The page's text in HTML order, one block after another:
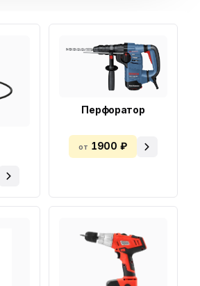
Перфоратор
от 1900 ₽